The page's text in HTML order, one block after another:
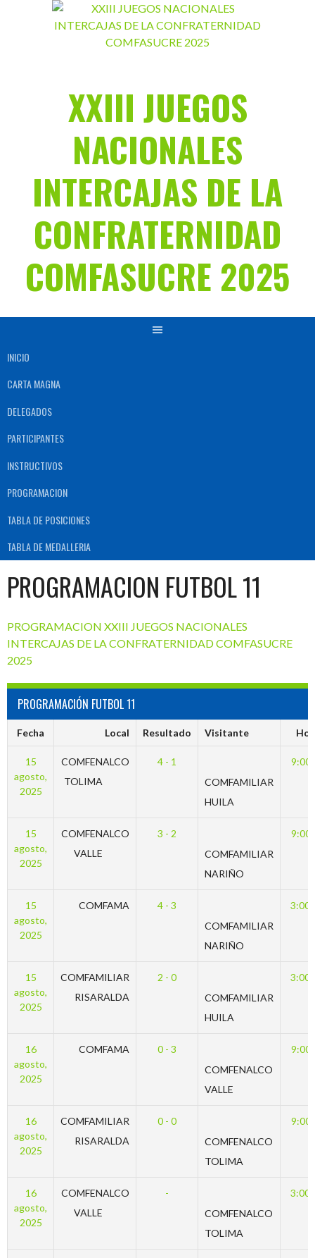
XXIII JUEGOS
NACIONALES
INTERCAJAS DE LA
CONFRATERNIDAD
COMFASUCRE 2025
INICIO
CARTA MAGNA
DELEGADOS
PARTICIPANTES
INSTRUCTIVOS
PROGRAMACION
TABLA DE POSICIONES
TABLA DE MEDALLERIA
PROGRAMACION FUTBOL 11
PROGRAMACION XXIII JUEGOS NACIONALES
INTERCAJAS DE LA CONFRATERNIDAD COMFASUCRE
2025
PROGRAMACIÓN FUTBOL 11
Fecha Local Resultado Visitante
15
agosto,
2025
COMFENALCO
TOLIMA
4 - 1
COMFAMILIAR
HUILA
9:00
15
agosto,
2025
COMFENALCO
VALLE
3 - 2
COMFAMILIAR
NARIÑO
9:00
15
agosto,
2025
COMFAMA
4 - 3
COMFAMILIAR
NARIÑO
3:00
15
agosto,
2025
COMFAMILIAR
RISARALDA
2 - 0
COMFAMILIAR
HUILA
3:00
16
agosto,
2025
COMFAMA
0 - 3
COMFENALCO
VALLE
9:00
16
agosto,
2025
COMFAMILIAR
RISARALDA
0 - 0
COMFENALCO
TOLIMA
9:00
16
agosto,
2025
COMFENALCO
VALLE
-
COMFENALCO
TOLIMA
3:00